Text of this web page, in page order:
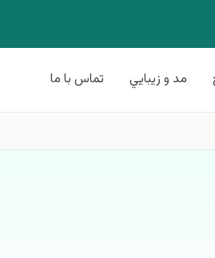
مد و زيبايي تماس با ما